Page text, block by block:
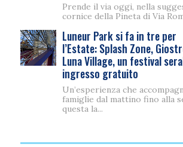
Prende il via oggi, nella
cornice della Pineta di Via
Luneur Park si fa in tre per
l’Estate: Splash Zone,
Luna Village, un festival
ingresso gratuito
Un’esperienza che
famiglie dal mattino fino alla
questa la...